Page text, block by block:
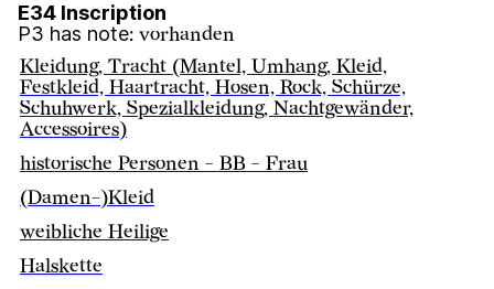
E34 Inscription
P3 has note: vorhanden
Kleidung, Tracht (Mantel, Umhang, Kleid,
Festkleid, Haartracht, Hosen, Rock, Schürze,
Schuhwerk, Spezialkleidung, Nachtgewänder,
Accessoires)
historische Personen - BB - Frau
(Damen-)Kleid
weibliche Heilige
Halskette